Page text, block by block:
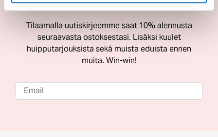
ostoksestasi
Tilaamalla uutiskirjeemme saat 10% alennusta
seuraavasta ostoksestasi. Lisäksi kuulet
huipputarjouksista sekä muista eduista ennen
muita. Win-win!